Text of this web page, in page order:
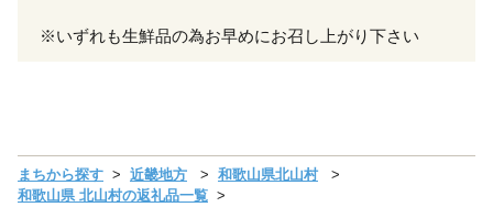
※いずれも生鮮品の為お早めにお召し上がり下さい
まちから探す 近畿地方
和歌山県北山村
和歌山県 北山村の返礼品一覧